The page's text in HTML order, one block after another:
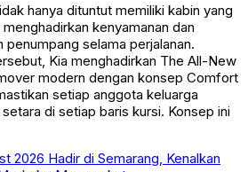
hanya dituntut memiliki kabin yang
kenyamanan dan
penumpang selama perjalanan.
Kia menghadirkan The All-New
modern dengan konsep Comfort
setiap anggota keluarga
di setiap baris kursi. Konsep ini